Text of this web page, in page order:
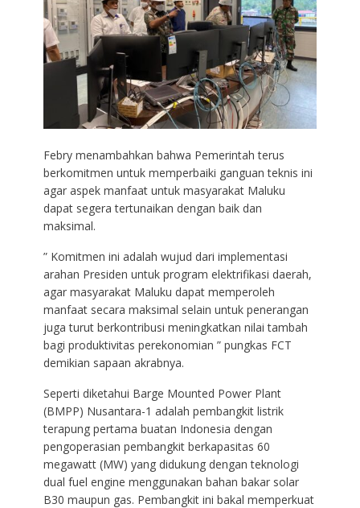
Febry menambahkan bahwa Pemerintah terus
berkomitmen untuk memperbaiki ganguan teknis ini
agar aspek manfaat untuk masyarakat Maluku
dapat segera tertunaikan dengan baik dan
maksimal.
” Komitmen ini adalah wujud dari implementasi
arahan Presiden untuk program elektrifikasi daerah,
agar masyarakat Maluku dapat memperoleh
manfaat secara maksimal selain untuk penerangan
juga turut berkontribusi meningkatkan nilai tambah
bagi produktivitas perekonomian ” pungkas FCT
demikian sapaan akrabnya.
Seperti diketahui Barge Mounted Power Plant
(BMPP) Nusantara-1 adalah pembangkit listrik
terapung pertama buatan Indonesia dengan
pengoperasian pembangkit berkapasitas 60
megawatt (MW) yang didukung dengan teknologi
dual fuel engine menggunakan bahan bakar solar
B30 maupun gas. Pembangkit ini bakal memperkuat